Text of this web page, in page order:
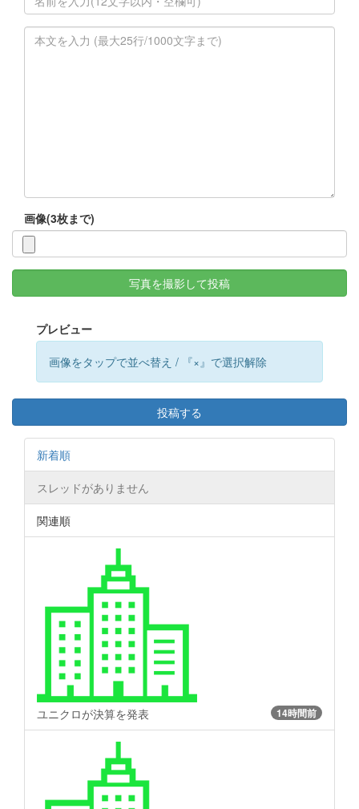
画像(3枚まで)
写真を撮影して投稿
プレビュー
画像をタップで並べ替え / 『×』で選択解除
投稿する
新着順
スレッドがありません
関連順
ユニクロが決算を発表 14時間前